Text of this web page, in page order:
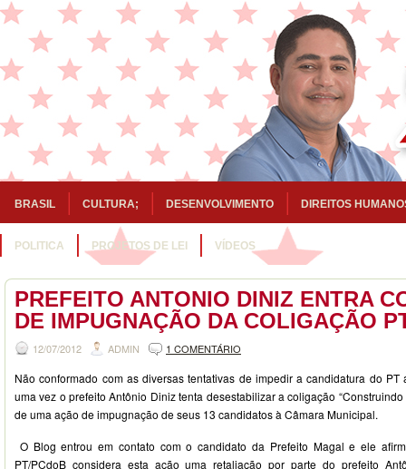
BRASIL CULTURA; DESENVOLVIMENTO DIREITOS
POLITICA PROJETOS DE LEI VÍDEOS
PREFEITO ANTONIO DINIZ ENTRA
DE IMPUGNAÇÃO DA COLIGAÇÃO
12/07/2012 ADMIN 1 COMENTÁRIO
Não conformado com as diversas tentativas de impedir a candidatura do
uma vez o prefeito Antônio Diniz tenta desestabilizar a coligação
de uma ação de impugnação de seus 13 candidatos à Câmara Municipal.
O Blog entrou em contato com o candidato da Prefeito Magal e ele
PT/PCdoB considera esta ação uma retaliação por parte do prefeito